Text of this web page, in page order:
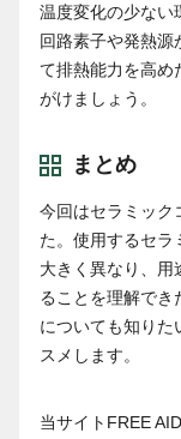
温度変化の少ない
回路素子や発熱源
て排熱能力を高め
がけましょう。
まとめ
今回はセラミック
た。使用するセラ
大きく異なり、用
ることを理解でき
についても知りた
スメします。
当サイトFREE